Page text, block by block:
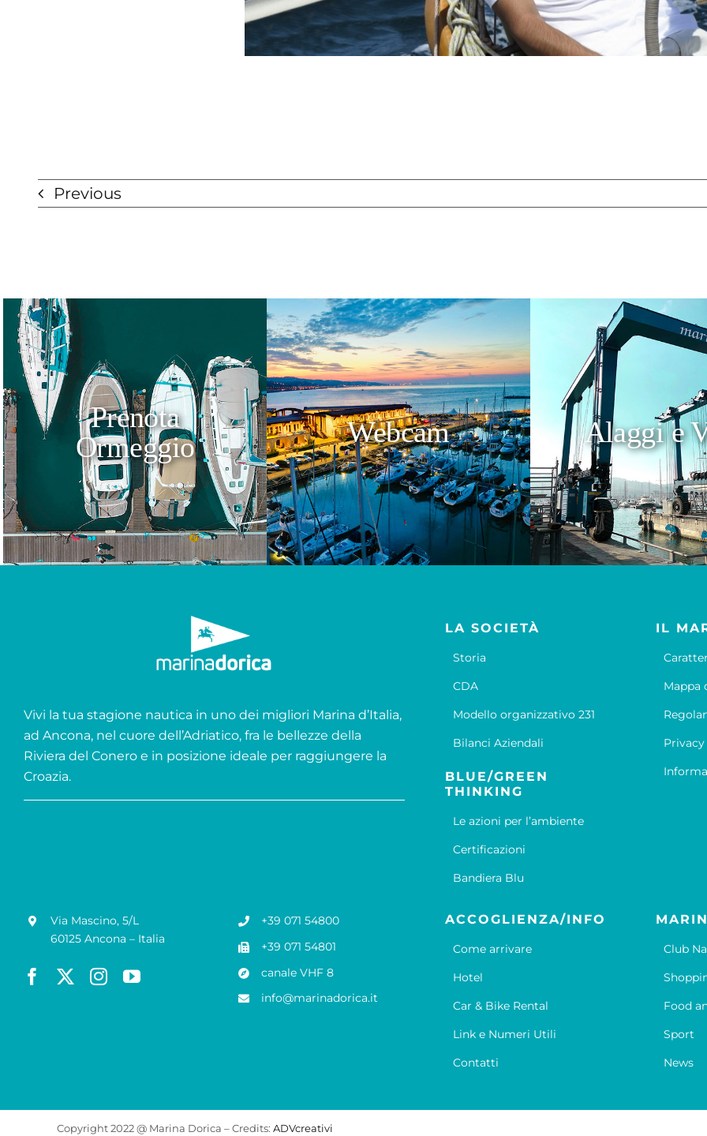
Previous
Prenota
Ormeggio
Webcam Alaggi e
Vivi la tua stagione nautica in uno dei migliori Marina d’Italia,
ad Ancona, nel cuore dell’Adriatico, fra le bellezze della
Riviera del Conero e in posizione ideale per raggiungere la
Croazia.
LA SOCIETÀ
Storia
CDA
Modello organizzativo 231
Bilanci Aziendali
BLUE/GREEN
THINKING
Le azioni per l’ambiente
Certificazioni
Bandiera Blu
IL
Mappa
Via Mascino, 5/L
60125 Ancona – Italia
+39 071 54800
+39 071 54801
canale VHF 8
info@marinadorica.it
ACCOGLIENZA/INFO
Come arrivare
Hotel
Car & Bike Rental
Link e Numeri Utili
Contatti
Club
Food
Sport
News
Copyright 2022 @ Marina Dorica – Credits: ADVcreativi